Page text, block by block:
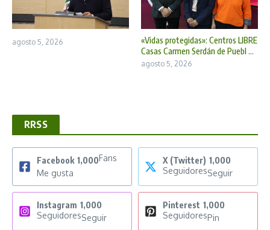
agosto 5, 2026
«Vidas protegidas»: Centros LIBRE
Casas Carmen Serdán de Puebl ...
agosto 5, 2026
RRSS
Facebook 1,000Fans
Me gusta
X (Twitter) 1,000
SeguidoresSeguir
Instagram 1,000
SeguidoresSeguir
Pinterest 1,000
SeguidoresPin